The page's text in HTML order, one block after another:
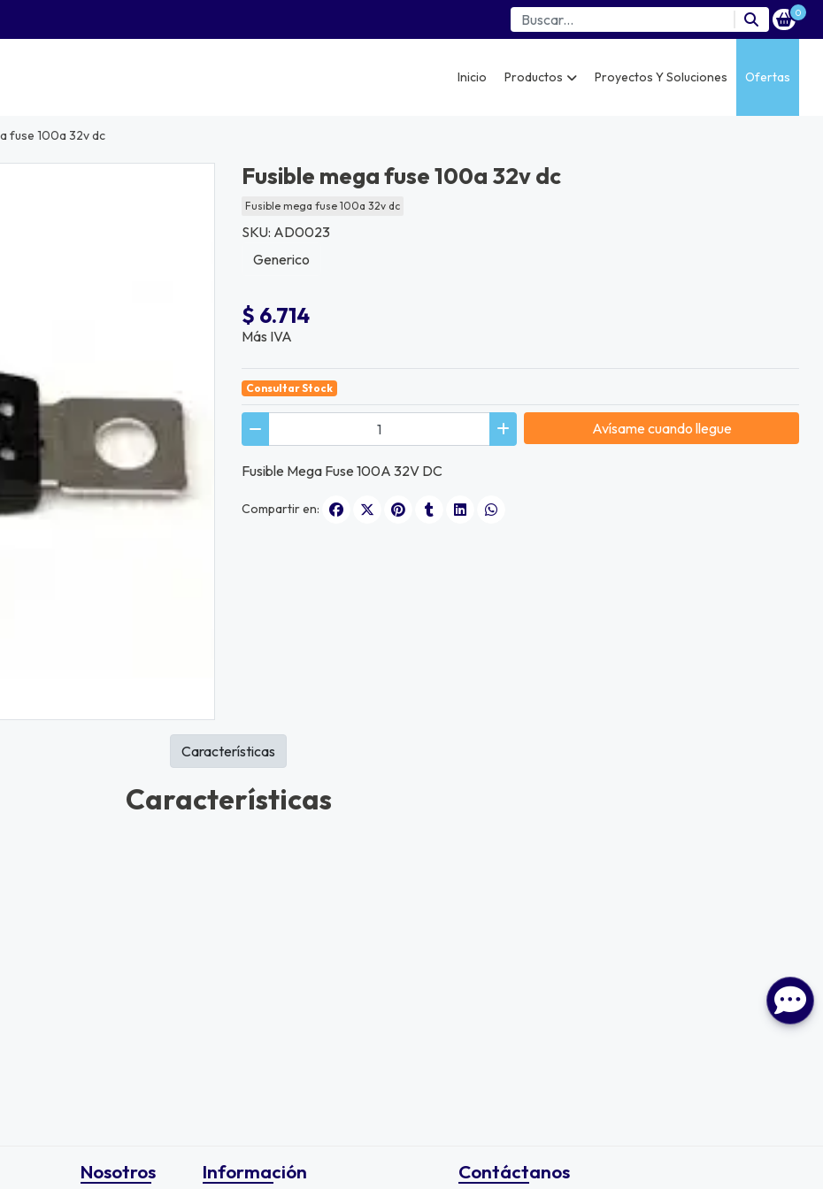
0
Inicio Productos Proyectos Y Soluciones Ofertas
fuse 100a 32v dc
Fusible mega fuse 100a 32v dc
Fusible mega fuse 100a 32v dc
SKU: AD0023
Generico
$ 6.714
Más IVA
Consultar Stock
Avísame cuando llegue
Fusible Mega Fuse 100A 32V DC
Compartir en:
Características
Características
Nosotros Información Contáctanos